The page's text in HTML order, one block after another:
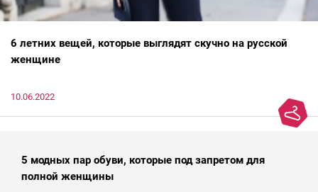
6 летних вещей, которые выглядят скучно на русской
женщине
10.06.2022
5 модных пар обуви, которые под запретом для
полной женщины